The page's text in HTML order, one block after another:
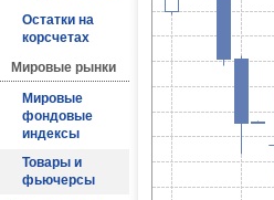
Остатки на
корсчетах
Мировые рынки
Мировые
фондовые
индексы
Товары и
фьючерсы